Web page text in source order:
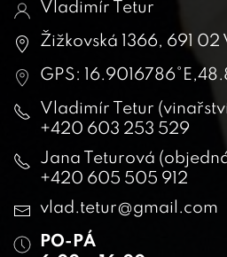
Vladimír Tetur
Žižkovská 1366, 691 02
GPS:
Vladimír Tetur
+420 603 253 529
Jana Teturová
+420 605 505 912
vlad.tetur@gmail.com
PO-PÁ